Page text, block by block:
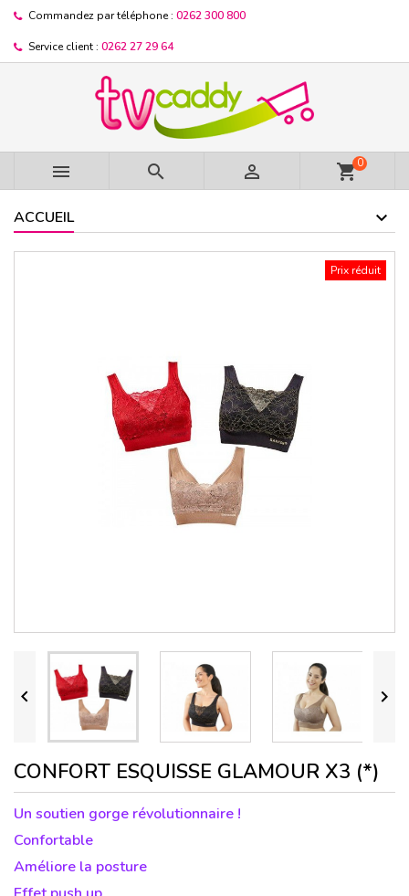
Commandez par téléphone : 0262 300 800
Service client : 0262 27 29 64
   shopping_cart0
ACCUEIL
Prix réduit
 
CONFORT ESQUISSE GLAMOUR X3 (*)
Un soutien gorge révolutionnaire !
Confortable
Améliore la posture